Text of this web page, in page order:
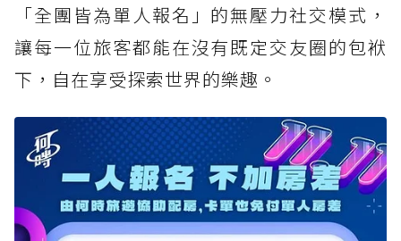
「全團皆為單人報名」的無壓力社交模式，
讓每一位旅客都能在沒有既定交友圈的包袱
下，自在享受探索世界的樂趣。